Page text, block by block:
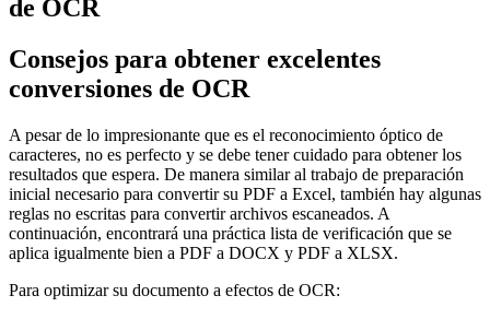
de OCR
Consejos para obtener excelentes
conversiones de OCR
A pesar de lo impresionante que es el reconocimiento óptico de
caracteres, no es perfecto y se debe tener cuidado para obtener los
resultados que espera. De manera similar al trabajo de preparación
inicial necesario para convertir su PDF a Excel, también hay algunas
reglas no escritas para convertir archivos escaneados. A
continuación, encontrará una práctica lista de verificación que se
aplica igualmente bien a PDF a DOCX y PDF a XLSX.
Para optimizar su documento a efectos de OCR: